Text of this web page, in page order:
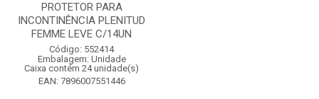
PROTETOR PARA
INCONTINÊNCIA PLENITUD
FEMME LEVE C/14UN
Código: 552414
Embalagem: Unidade
Caixa contém 24 unidade(s)
EAN: 7896007551446